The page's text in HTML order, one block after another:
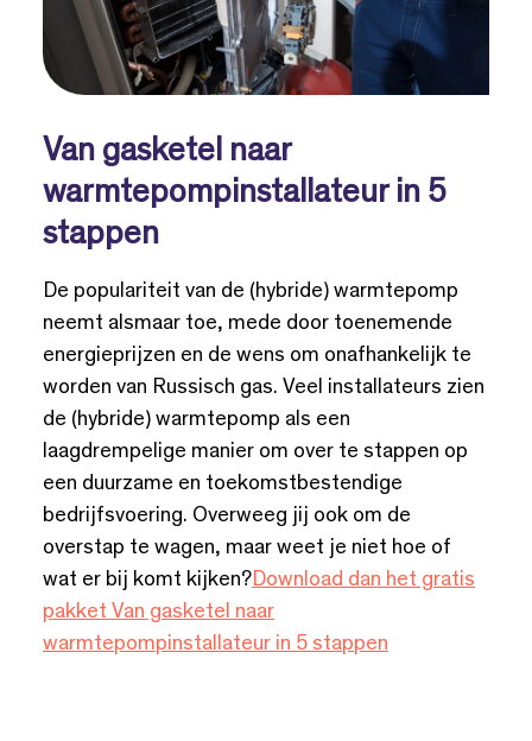
Van gasketel naar
warmtepompinstallateur in 5
stappen
De populariteit van de (hybride) warmtepomp
neemt alsmaar toe, mede door toenemende
energieprijzen en de wens om onafhankelijk te
worden van Russisch gas. Veel installateurs zien
de (hybride) warmtepomp als een
laagdrempelige manier om over te stappen op
een duurzame en toekomstbestendige
bedrijfsvoering. Overweeg jij ook om de
overstap te wagen, maar weet je niet hoe of
wat er bij komt kijken?Download dan het gratis
pakket Van gasketel naar
warmtepompinstallateur in 5 stappen